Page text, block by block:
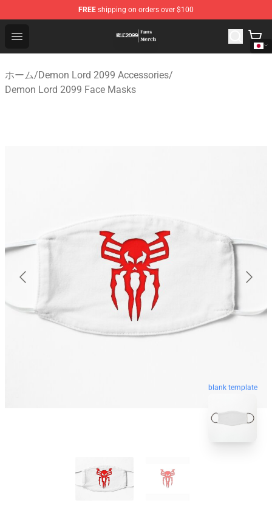
FREE shipping on orders over $100
Open menu
Demon Lord 2099 Store - Official Demon Lord 2099
ホーム/Demon Lord 2099 Accessories/
Demon Lord 2099 Face Masks
blank template